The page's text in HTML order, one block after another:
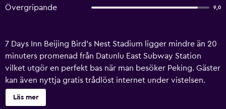
Övergripande 9,0
7 Days Inn Beijing Bird's Nest Stadium ligger mindre än 20
minuters promenad från Datunlu East Subway Station
vilket utgör en perfekt bas när man besöker Peking. Gäster
kan även nyttja gratis trådlöst internet under vistelsen.
Hotellet erbjuder en 24-timmars öppen reception samt
värdeskåp, bagageförvaring och rumsservice. Dessutom
Läs mer